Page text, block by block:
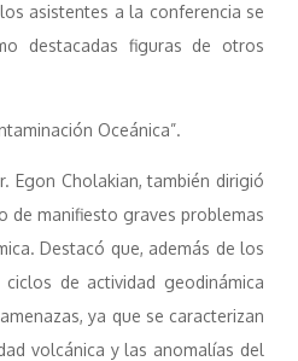
asistentes a la conferencia se
destacadas figuras de otros
Oceánica”.
Egon Cholakian, también dirigió
de manifiesto graves problemas
Destacó que, además de los
de actividad geodinámica
ya que se caracterizan
volcánica y las anomalías del